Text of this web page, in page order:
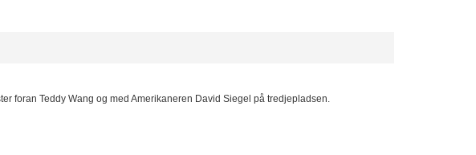
foran Teddy Wang og med Amerikaneren David Siegel på tredjepladsen.